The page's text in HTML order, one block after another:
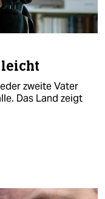
leicht
zweite Vater
Das Land zeigt